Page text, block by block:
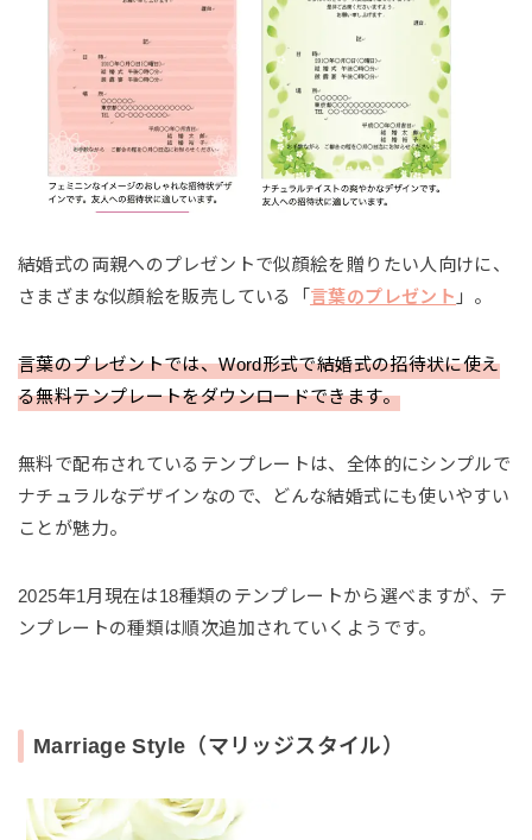
結婚式の両親へのプレゼントで似顔絵を贈りたい人向けに、
さまざまな似顔絵を販売している「 言葉のプレゼント 」。
言葉のプレゼントでは、Word形式で結婚式の招待状に使え
る無料テンプレートをダウンロードできます。
無料で配布されているテンプレートは、全体的にシンプルで
ナチュラルなデザインなので、どんな結婚式にも使いやすい
ことが魅力。
2025年1月現在は18種類のテンプレートから選べますが、テ
ンプレートの種類は順次追加されていくようです。
Marriage Style（マリッジスタイル）